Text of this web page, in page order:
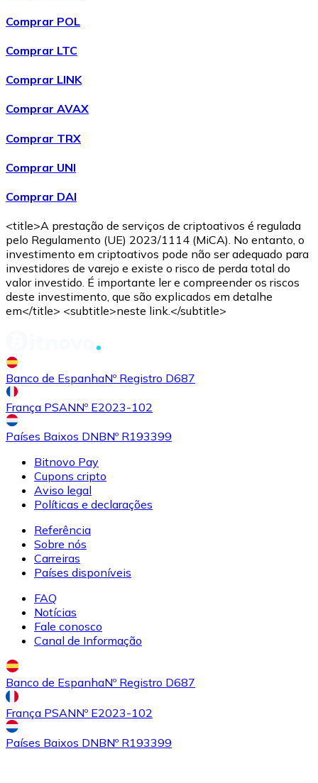
com cartão
ComprarAvalanchecom transferência bancáriascom
cartão
AVAX
ComprarShiba Inucom transferência bancárias
cartão
SHIB
Comprar
UNI
Comprar POL
Comprar LTC
Comprar LINK
Comprar AVAX
Comprar TRX
Comprar UNI
Comprar DAI
<title>A prestação de serviços de criptoativos é regulada
pelo Regulamento (UE) 2023/1114 (MiCA). No entanto, o
investimento em criptoativos pode não ser adequado para
investidores de varejo e existe o risco de perda total do
valor investido. É importante ler e compreender os riscos
deste investimento, que são explicados em detalhe
em</title> <subtitle>neste link.</subtitle>
Banco de EspanhaNº Registro D687
França PSANNº E2023-102
Países Baixos DNBNº R193399
Bitnovo Pay
Cupons cripto
Aviso legal
Políticas e declarações
Referência
Sobre nós
Carreiras
Países disponíveis
FAQ
Notícias
Fale conosco
Canal de Informação
Banco de EspanhaNº Registro D687
França PSANNº E2023-102
Países Baixos DNBNº R193399